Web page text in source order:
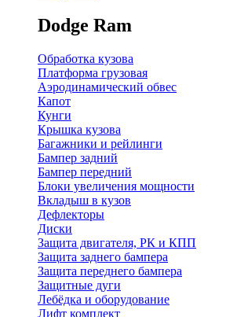
Dodge Ram
Обработка кузова
Платформа грузовая
Аэродинамический обвес
Капот
Кунги
Крышка кузова
Багажники и рейлинги
Бампер задний
Бампер передний
Блоки увеличения мощности
Вкладыш в кузов
Дефлекторы
Диски
Защита двигателя, РК и КПП
Защита заднего бампера
Защита переднего бампера
Защитные дуги
Лебёдка и оборудование
Лифт комплект